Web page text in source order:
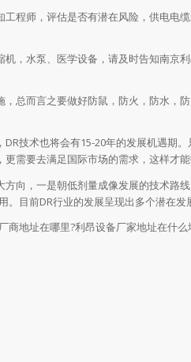
师，评估是否有潜在风险，供电电
水泵、医学设备，请及时告知南京
而言之要做好防鼠，防火，防水，
技术也将会有15-20年的发展机遇期
需要去满足国际市场的需求，这样才
，一是朝低剂量成像发展的技术路
。目前DR行业的发展呈现出多个潜在发
地址在哪里?利昂设备厂家地址在什么